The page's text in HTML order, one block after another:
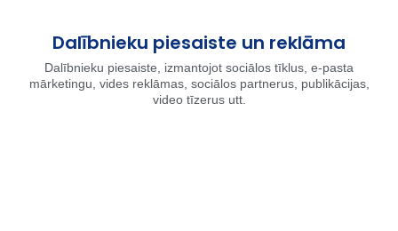
Dalībnieku piesaiste un reklāma
Dalībnieku piesaiste, izmantojot sociālos tīklus, e-pasta
mārketingu, vides reklāmas, sociālos partnerus, publikācijas,
video tīzerus utt.